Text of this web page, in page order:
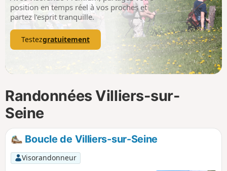
p
position en temps réel à vos proches et
partez l’esprit tranquille.
Testezgratuitement
Randonnées Villiers-sur-
Seine
Boucle de Villiers-sur-Seine
Visorandonneur